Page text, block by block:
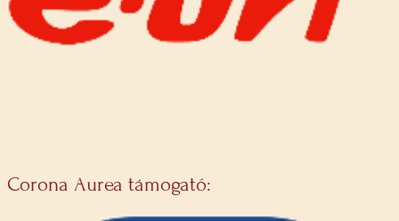
Corona Aurea támogató: